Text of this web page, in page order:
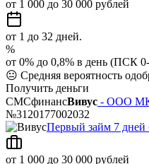
от 1 000 до 30 000 рублей
от 1 до 32 дней.
%
от 0% до 0,8% в день (ПСК
😐 Средняя вероятность
Получить деньги
СМСфинансВивус - ООО
№3120177002032
Первый займ 7 дней
от 1 000 до 30 000 рублей